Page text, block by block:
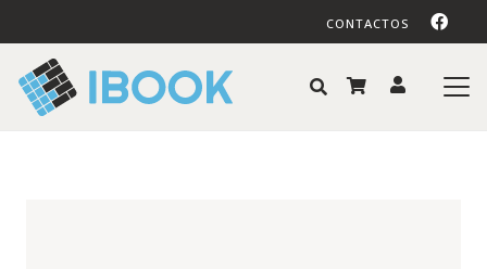
CONTACTOS